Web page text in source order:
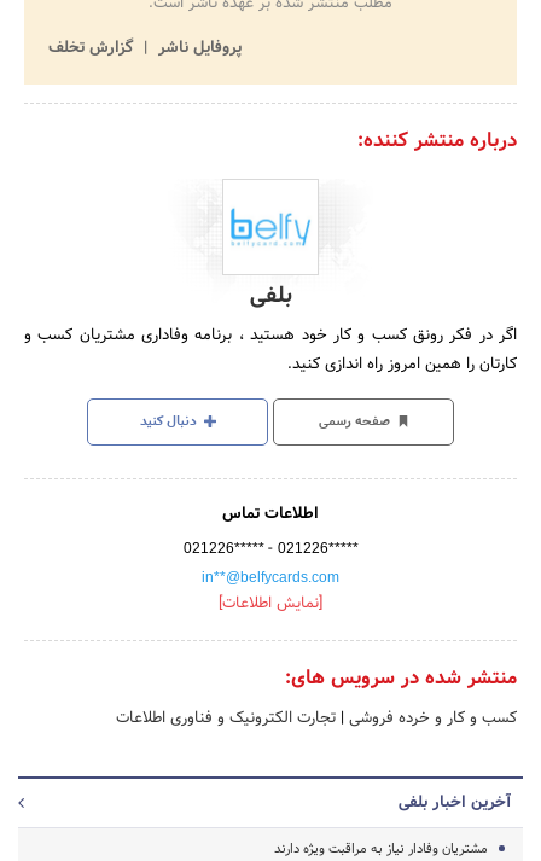
پروفایل ناشر
گزارش تخلف
درباره منتشر کننده:
بلفی
اگر در فکر رونق کسب و کار خود هستید ، برنامه وفاداری مشتریان کسب و
کارتان را همین امروز راه اندازی کنید.
صفحه رسمی دنبال کنید
اطلاعات تماس
021226***** - 021226*****
in**@belfycards.com
[نمایش اطلاعات]
منتشر شده در سرویس های:
کسب و کار و خرده فروشی | تجارت الکترونیک و فناوری اطلاعات
آخرین اخبار بلفی
مشتریان وفادار نیاز به مراقبت ویژه دارند